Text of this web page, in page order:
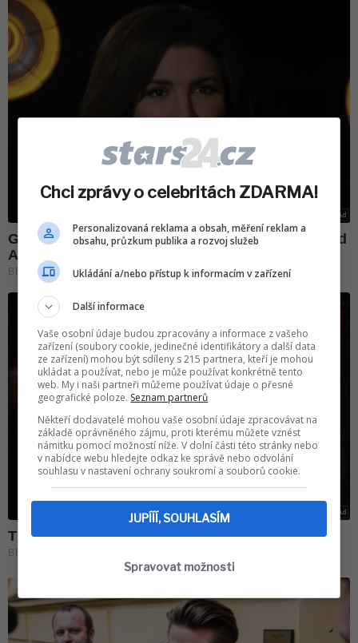
Chci zprávy o celebritách ZDARMA!
Personalizovaná reklama a obsah, měření reklam a
obsahu, průzkum publika a rozvoj služeb
Ukládání a/nebo přístup k informacím v zařízení
Další informace
Vaše osobní údaje budou zpracovány a informace z vašeho
zařízení (soubory cookie, jedinečné identifikátory a další data
ze zařízení) mohou být sdíleny s 215 partnera, kteří je mohou
ukládat a používat, nebo je může používat konkrétně tento
web. My i naši partneři můžeme používat údaje o přesné
geografické poloze. Seznam partnerů
Někteří dodavatelé mohou vaše osobní údaje zpracovávat na
základě oprávněného zájmu, proti kterému můžete vznést
námitku pomocí možností níže. V dolní části této stránky nebo
v nabídce webu hledejte odkaz ke správě nebo odvolání
souhlasu v nastavení ochrany soukromí a souborů cookie.
JUPÍÍÍ, SOUHLASÍM
Spravovat možnosti